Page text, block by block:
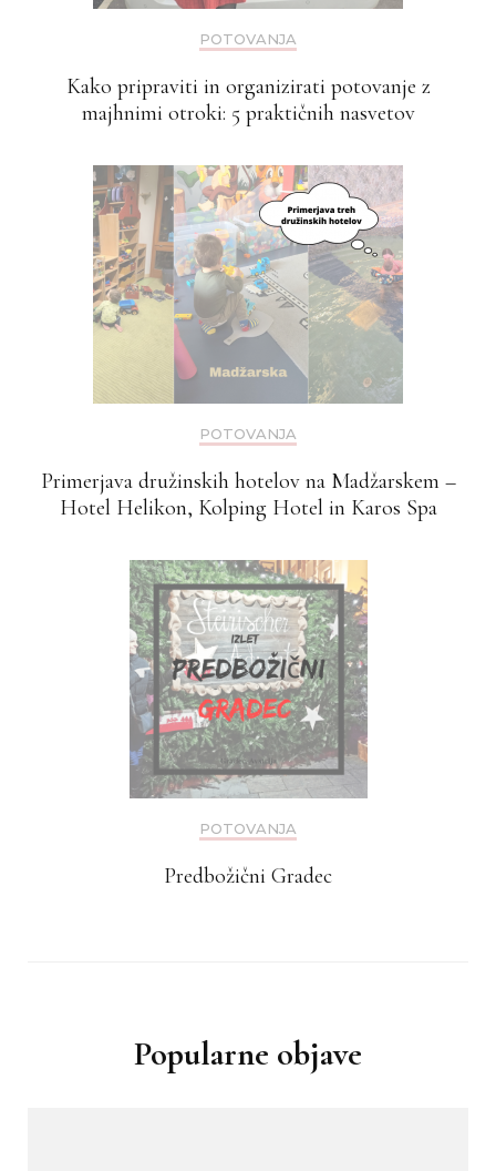
POTOVANJA
Kako pripraviti in organizirati potovanje z
majhnimi otroki: 5 praktičnih nasvetov
POTOVANJA
Primerjava družinskih hotelov na Madžarskem –
Hotel Helikon, Kolping Hotel in Karos Spa
POTOVANJA
Predbožični Gradec
Popularne objave